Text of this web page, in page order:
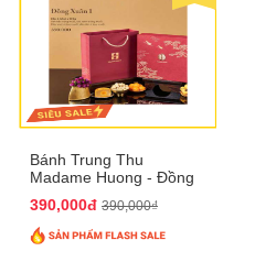
Bánh Trung Thu
Madame Huong - Đồng
390,000đ 390,000₫